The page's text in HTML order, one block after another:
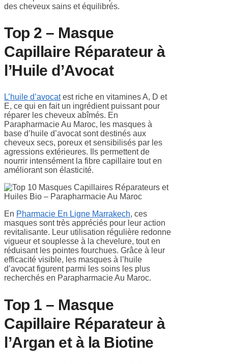
des cheveux sains et équilibrés.
Top 2 – Masque
Capillaire Réparateur à
l’Huile d’Avocat
L’huile d’avocatest riche en vitamines A, D et
E, ce qui en fait un ingrédient puissant pour
réparer les cheveux abîmés. En
Parapharmacie Au Maroc, les masques à
base d’huile d’avocat sont destinés aux
cheveux secs, poreux et sensibilisés par les
agressions extérieures. Ils permettent de
nourrir intensément la fibre capillaire tout en
améliorant son élasticité.
En Pharmacie En Ligne Marrakech, ces
masques sont très appréciés pour leur action
revitalisante. Leur utilisation régulière redonne
vigueur et souplesse à la chevelure, tout en
réduisant les pointes fourchues. Grâce à leur
efficacité visible, les masques à l’huile
d’avocat figurent parmi les soins les plus
recherchés en Parapharmacie Au Maroc.
Top 1 – Masque
Capillaire Réparateur à
l’Argan et à la Biotine